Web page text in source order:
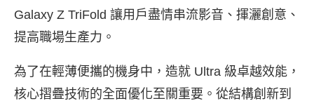
Galaxy Z TriFold 讓用戶盡情串流影音、揮灑創意、
提高職場生產力。
為了在輕薄便攜的機身中，造就 Ultra 級卓越效能，
核心摺疊技術的全面優化至關重要。從結構創新到